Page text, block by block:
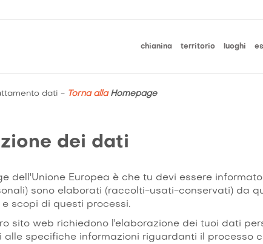
chianina territorio luoghi
dati - Torna alla Homepage
dei dati
dell'Unione Europea è che tu devi essere
sono elaborati (raccolti-usati-conservati) da
scopi di questi processi.
sito web richiedono l'elaborazione dei tuoi dati
specifiche informazioni riguardanti il processo